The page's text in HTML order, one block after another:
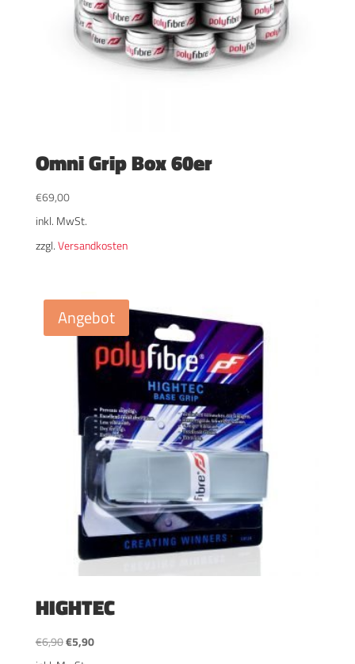
Omni Grip Box 60er
€69,00
inkl. MwSt.
zzgl.Versandkosten
Angebot
HIGHTEC
€6,90Ursprünglicher
Preis
€5,90Aktueller